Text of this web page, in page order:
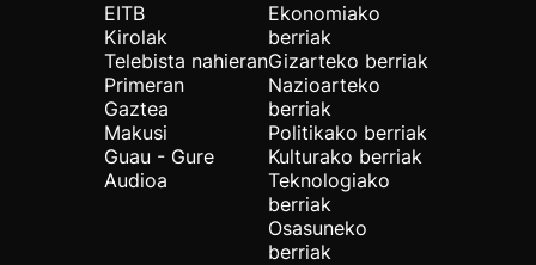
EITB
Kirolak
Telebista nahieran
Primeran
Gaztea
Makusi
Guau - Gure
Audioa
Ekonomiako
berriak
Gizarteko berriak
Nazioarteko
berriak
Politikako berriak
Kulturako berriak
Teknologiako
berriak
Osasuneko
berriak